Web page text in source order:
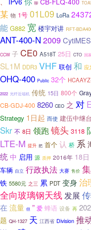
聊
某 物 1号 01L09 LoRa
能 G882 宽 楼宇对讲 RFT-
ANT-400-N 2009
CCW 子 CE0 A518T 25日 CTO 国
SL1M DDR3 VHF 联创 和 应
OHQ-400 Public 32个
2022 光纤近端机 传统 15日 800个
CB-GDJ-400 8260 CEO 之 对
Strategy 1日起 而使 建伍中继台
Skr 不 8日 领跑镜头 3118
LTE-M 提升 把 首个 认 桥 系
统 中 启用 源 质押 2016年 18日
车辆 自立 行政执法 大赛 售价 集
铁 5580元 之三 累 PDT 变身 治
全向玻璃钢天线发展
在 流量 但 ” 爱 蜂语 设备 再
题 QH-1327 天 江西省 Division 推